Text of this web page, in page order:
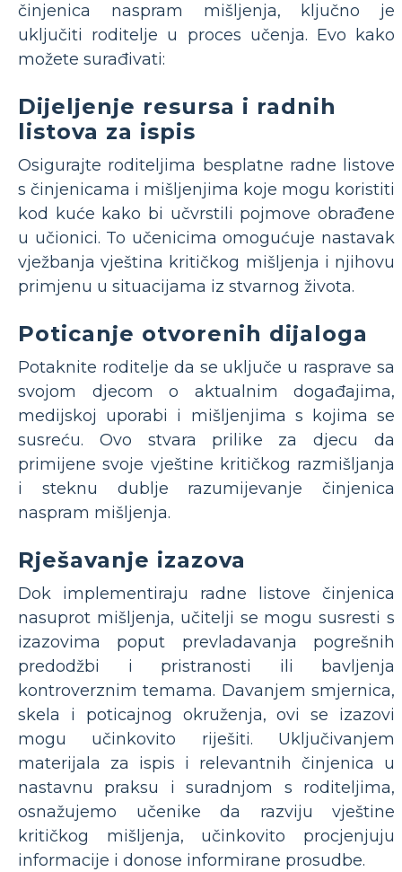
činjenica naspram mišljenja, ključno je
uključiti roditelje u proces učenja. Evo kako
možete surađivati:
Dijeljenje resursa i radnih
listova za ispis
Osigurajte roditeljima besplatne radne listove
s činjenicama i mišljenjima koje mogu koristiti
kod kuće kako bi učvrstili pojmove obrađene
u učionici. To učenicima omogućuje nastavak
vježbanja vještina kritičkog mišljenja i njihovu
primjenu u situacijama iz stvarnog života.
Poticanje otvorenih dijaloga
Potaknite roditelje da se uključe u rasprave sa
svojom djecom o aktualnim događajima,
medijskoj uporabi i mišljenjima s kojima se
susreću. Ovo stvara prilike za djecu da
primijene svoje vještine kritičkog razmišljanja
i steknu dublje razumijevanje činjenica
naspram mišljenja.
Rješavanje izazova
Dok implementiraju radne listove činjenica
nasuprot mišljenja, učitelji se mogu susresti s
izazovima poput prevladavanja pogrešnih
predodžbi i pristranosti ili bavljenja
kontroverznim temama. Davanjem smjernica,
skela i poticajnog okruženja, ovi se izazovi
mogu učinkovito riješiti. Uključivanjem
materijala za ispis i relevantnih činjenica u
nastavnu praksu i suradnjom s roditeljima,
osnažujemo učenike da razviju vještine
kritičkog mišljenja, učinkovito procjenjuju
informacije i donose informirane prosudbe.